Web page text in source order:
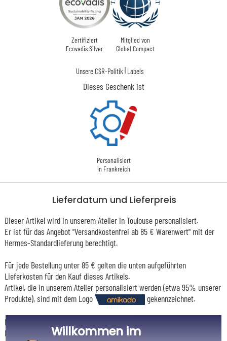
Zertifiziert
Ecovadis Silver
Mitglied von
Global Compact
Unsere CSR-Politik | Labels
Dieses Geschenk ist
Personalisiert
in Frankreich
Lieferdatum und Lieferpreis
Dieser Artikel wird in unserem Atelier in Toulouse personalisiert.
Er ist für das Angebot "Versandkostenfrei ab 85 € Warenwert" mit der
Hermes-Standardlieferung berechtigt.
Für jede Bestellung unter 85 € gelten die unten aufgeführten
Lieferkosten für den Kauf dieses Artikels.
Artikel, die in unserem Atelier personalisiert werden (etwa 95% unserer
Produkte), sind mit dem Logo
gekennzeichnet.
Das Voraussichtliche Lieferdatum ist nur bei einer Zahlung per PayPal,
Kreditkarte oder Sofortüberweisung gültig.
Willkommen im